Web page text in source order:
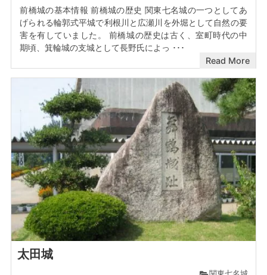
前橋城の基本情報 前橋城の歴史 関東七名城の一つとしてあ
げられる輪郭式平城で利根川と広瀬川を外堀として自然の要
害を有していました。 前橋城の歴史は古く、室町時代の中
期頃、箕輪城の支城として長野氏によっ ･･･
Read More
太田城